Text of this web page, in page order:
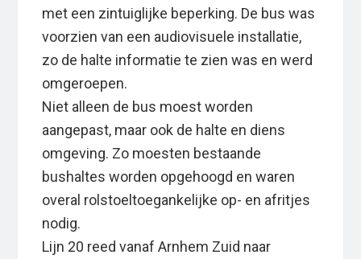
met een zintuiglijke beperking. De bus was
voorzien van een audiovisuele installatie,
zo de halte informatie te zien was en werd
omgeroepen.
Niet alleen de bus moest worden
aangepast, maar ook de halte en diens
omgeving. Zo moesten bestaande
bushaltes worden opgehoogd en waren
overal rolstoeltoegankelijke op- en afritjes
nodig.
Lijn 20 reed vanaf Arnhem Zuid naar